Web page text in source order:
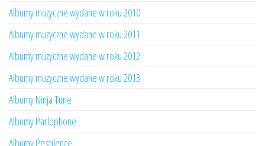
Albumy muzyczne wydane w roku 2010
Albumy muzyczne wydane w roku 2011
Albumy muzyczne wydane w roku 2012
Albumy muzyczne wydane w roku 2013
Albumy Ninja Tune
Albumy Parlophone
Albumy Pestilence